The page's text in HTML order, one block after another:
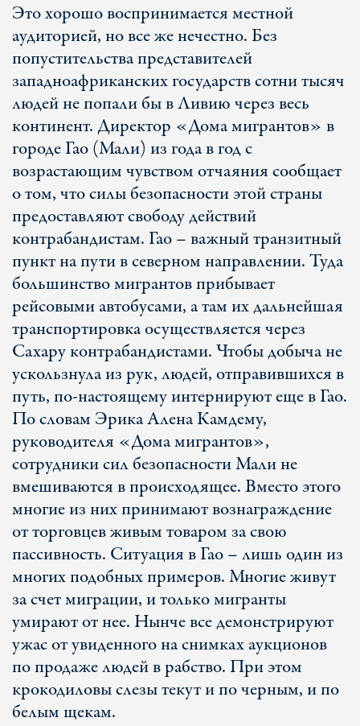
Это хорошо воспринимается местной
аудиторией, но все же нечестно. Без
попустительства представителей
западноафриканских государств сотни тысяч
людей не попали бы в Ливию через весь
континент. Директор «Дома мигрантов» в
городе Гао (Мали) из года в год с
возрастающим чувством отчаяния сообщает
о том, что силы безопасности этой страны
предоставляют свободу действий
контрабандистам. Гао – важный транзитный
пункт на пути в северном направлении. Туда
большинство мигрантов прибывает
рейсовыми автобусами, а там их дальнейшая
транспортировка осуществляется через
Сахару контрабандистами. Чтобы добыча не
ускользнула из рук, людей, отправившихся в
путь, по-настоящему интернируют еще в Гао.
По словам Эрика Алена Камдему,
руководителя «Дома мигрантов»,
сотрудники сил безопасности Мали не
вмешиваются в происходящее. Вместо этого
многие из них принимают вознаграждение
от торговцев живым товаром за свою
пассивность. Ситуация в Гао – лишь один из
многих подобных примеров. Многие живут
за счет миграции, и только мигранты
умирают от нее. Нынче все демонстрируют
ужас от увиденного на снимках аукционов
по продаже людей в рабство. При этом
крокодиловы слезы текут и по черным, и по
белым щекам.